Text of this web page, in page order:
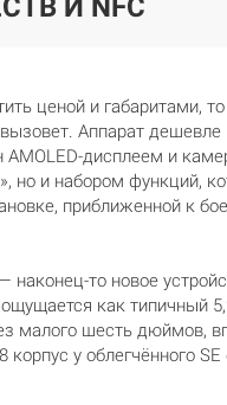
И NFC
ценой и габаритами, то
Аппарат
AMOLED-дисплеем и
но и набором функций,
приближенной к
то новое
как типичный
малого шесть дюймов,
у облегчённого